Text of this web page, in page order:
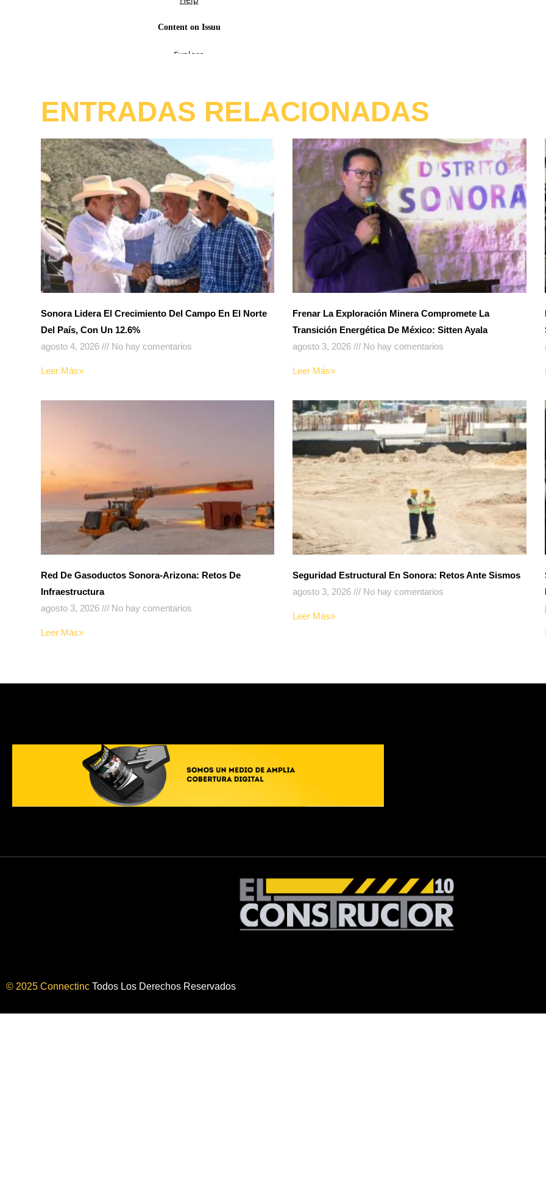
ENTRADAS RELACIONADAS
Sonora Lidera El Crecimiento Del Campo En El Norte
Del País, Con Un 12.6%
agosto 4, 2026
No hay comentarios
Leer Más»
Frenar La Exploración Minera Compromete La
Transición Energética De México: Sitten Ayala
agosto 3, 2026
No hay comentarios
Leer Más»
Red De Gasoductos Sonora-Arizona: Retos De
Infraestructura
agosto 3, 2026
No hay comentarios
Leer Más»
Seguridad Estructural En Sonora: Retos Ante Sismos
agosto 3, 2026
No hay comentarios
Leer Más»
© 2025 Connectinc Todos Los Derechos Reservados